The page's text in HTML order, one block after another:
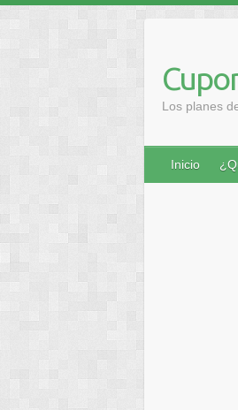
contenido
Los planes
Inicio